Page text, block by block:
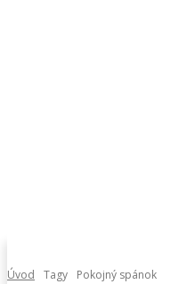
Úvod Tagy Pokojný spánok